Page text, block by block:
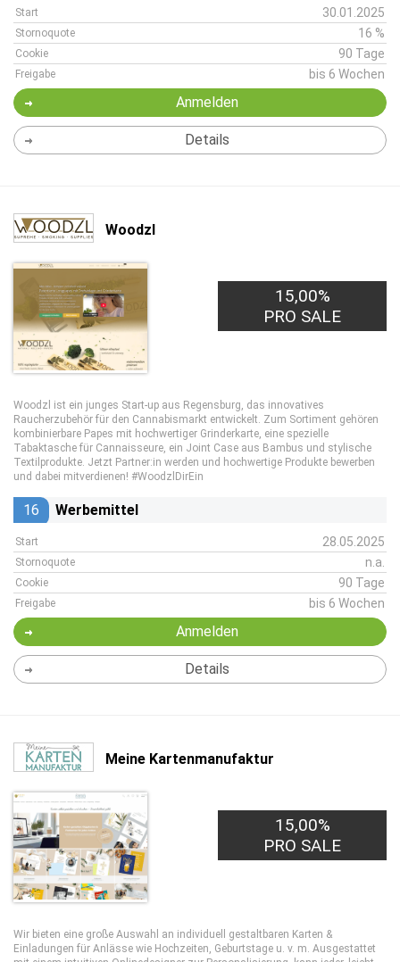
Start 30.01.2025
Stornoquote 16 %
Cookie 90 Tage
Freigabe bis 6 Wochen
Anmelden
Details
Woodzl
15,00%
PRO SALE
Woodzl ist ein junges Start-up aus Regensburg, das innovatives
Raucherzubehör für den Cannabismarkt entwickelt. Zum Sortiment gehören
kombinierbare Papes mit hochwertiger Grinderkarte, eine spezielle
Tabaktasche für Cannaisseure, ein Joint Case aus Bambus und stylische
Textilprodukte. Jetzt Partner:in werden und hochwertige Produkte bewerben
und dabei mitverdienen! #WoodzlDirEin
16 Werbemittel
Start 28.05.2025
Stornoquote n.a.
Cookie 90 Tage
Freigabe bis 6 Wochen
Anmelden
Details
Meine Kartenmanufaktur
15,00%
PRO SALE
Wir bieten eine große Auswahl an individuell gestaltbaren Karten &
Einladungen für Anlässe wie Hochzeiten, Geburtstage u. v. m. Ausgestattet